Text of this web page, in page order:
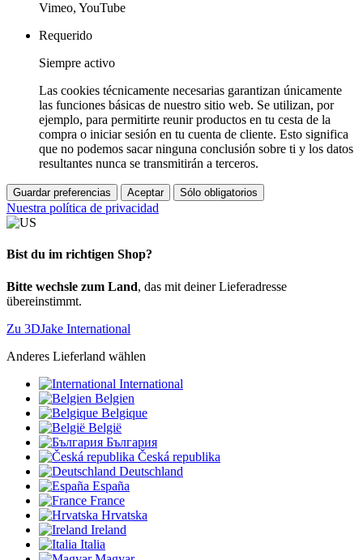
Vimeo, YouTube
Requerido
Siempre activo
Las cookies técnicamente necesarias garantizan únicamente
las funciones básicas de nuestro sitio web. Se utilizan, por
ejemplo, para permitirte reunir productos en tu cesta de la
compra o iniciar sesión en tu cuenta de cliente. Esto significa
que no podemos sacar ninguna conclusión sobre ti y los datos
resultantes nunca se transmitirán a terceros.
Guardar preferencias Aceptar Sólo obligatorios
Nuestra política de privacidad
Bist du im richtigen Shop?
Bitte wechsle zum Land, das mit deiner Lieferadresse
übereinstimmt.
Zu 3DJake International
Anderes Lieferland wählen
International
Belgien
Belgique
België
България
Česká republika
Deutschland
España
France
Hrvatska
Ireland
Italia